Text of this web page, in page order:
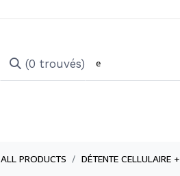
(0 trouvés)
ALL PRODUCTS DÉTENTE CELLULAIRE +